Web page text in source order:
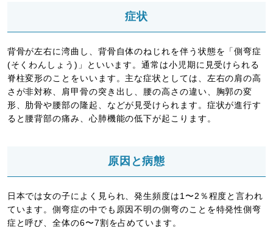
症状
背骨が左右に湾曲し、背骨自体のねじれを伴う状態を「側弯症
(そくわんしょう)」といいます。通常は小児期に見受けられる
脊柱変形のことをいいます。主な症状としては、左右の肩の高
さが非対称、肩甲骨の突き出し、腰の高さの違い、胸郭の変
形、肋骨や腰部の隆起、などが見受けられます。症状が進行す
ると腰背部の痛み、心肺機能の低下が起こります。
原因と病態
日本では女の子によく見られ、発生頻度は1〜2％程度と言われ
ています。側弯症の中でも原因不明の側弯のことを特発性側弯
症と呼び、全体の6〜7割を占めています。